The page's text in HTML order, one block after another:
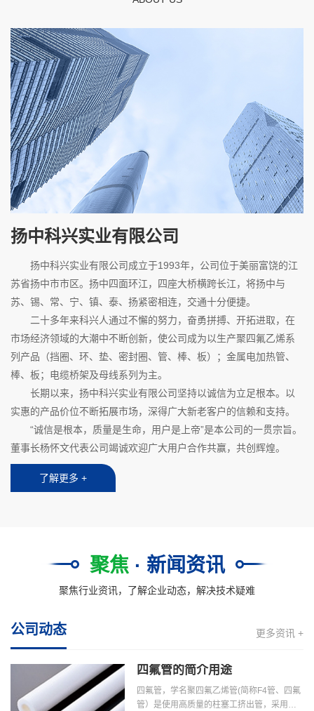
扬中科兴实业有限公司
扬中科兴实业有限公司成立于1993年，公司位于美丽富饶的江
苏省扬中市市区。扬中四面环江，四座大桥横跨长江，将扬中与
苏、锡、常、宁、镇、泰、扬紧密相连，交通十分便捷。
二十多年来科兴人通过不懈的努力，奋勇拼搏、开拓进取，在
市场经济领域的大潮中不断创新，使公司成为以生产聚四氟乙烯系
列产品（挡圈、环、垫、密封圈、管、棒、板）；金属电加热管、
棒、板；电缆桥架及母线系列为主。
长期以来，扬中科兴实业有限公司坚持以诚信为立足根本。以
实惠的产品价位不断拓展市场，深得广大新老客户的信赖和支持。
“诚信是根本，质量是生命，用户是上帝”是本公司的一贯宗旨。
董事长杨怀文代表公司竭诚欢迎广大用户合作共赢，共创辉煌。
了解更多 +
聚焦 · 新闻资讯
聚焦行业资讯，了解企业动态，解决技术疑难
公司动态 更多资讯 +
四氟管的简介用途
四氟管，学名聚四氟乙烯管(简称F4管、四氟
管）是使用高质量的柱塞工挤出管，采用特